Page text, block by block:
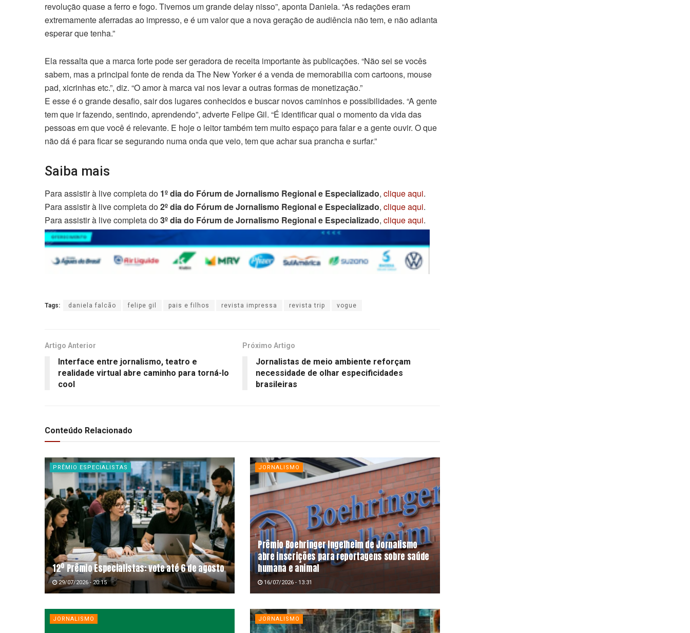
revolução quase a ferro e fogo. Tivemos um grande delay nisso”, aponta Daniela. “As redações eram
extremamente aferradas ao impresso, e é um valor que a nova geração de audiência não tem, e não adianta
esperar que tenha.”
Ela ressalta que a marca forte pode ser geradora de receita importante às publicações. “Não sei se vocês
sabem, mas a principal fonte de renda da The New Yorker é a venda de memorabilia com cartoons, mouse
pad, xicrinhas etc.”, diz. “O amor à marca vai nos levar a outras formas de monetização.”
E esse é o grande desafio, sair dos lugares conhecidos e buscar novos caminhos e possibilidades. “A gente
tem que ir fazendo, sentindo, aprendendo”, adverte Felipe Gil. “É identificar qual o momento da vida das
pessoas em que você é relevante. E hoje o leitor também tem muito espaço para falar e a gente ouvir. O que
não dá é para ficar se segurando numa onda que veio, tem que achar sua prancha e surfar.”
Saiba mais
Para assistir à live completa do 1º dia do Fórum de Jornalismo Regional e Especializado, clique aqui.
Para assistir à live completa do2º dia do Fórum de Jornalismo Regional e Especializado, clique aqui.
Para assistir à live completa do3º dia do Fórum de Jornalismo Regional e Especializado, clique aqui.
Tags: daniela falcão felipe gil pais e filhos revista impressa revista trip vogue
Artigo Anterior
Interface entre jornalismo, teatro e
realidade virtual abre caminho para torná-lo
cool
Próximo Artigo
Jornalistas de meio ambiente reforçam
necessidade de olhar especificidades
brasileiras
Conteúdo Relacionado
PRÊMIO ESPECIALISTAS
12º Prêmio Especialistas: vote até 6 de agosto
29/07/2026 - 20:15
JORNALISMO
Prêmio Boehringer Ingelheim de Jornalismo
abre inscrições para reportagens sobre saúde
humana e animal
16/07/2026 - 13:31
JORNALISMO JORNALISMO